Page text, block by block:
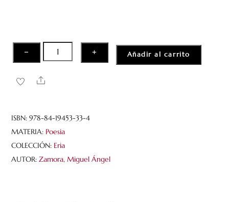
−
recuerdo
la
+ Añadir al carrito
Share
ISBN:978-84-19453-33-4
MATERIA: Poesia
COLECCIÓN: Eria
AUTOR:Zamora, Miguel Ángel